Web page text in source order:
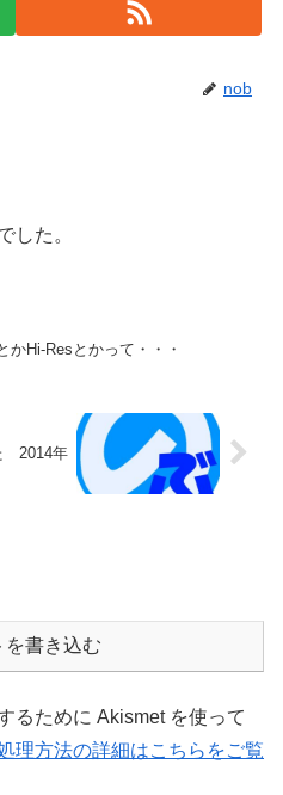
nob
した。
かHi-Resとかって・・・
2014年
を書き込む
るために Akismet を使って
理方法の詳細はこちらをご覧